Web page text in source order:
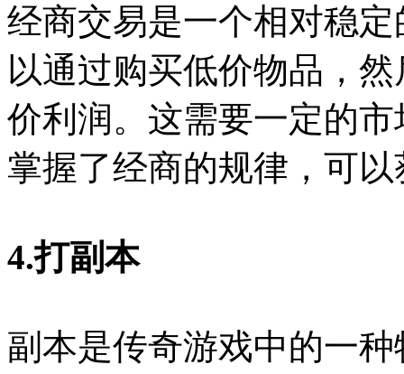
经商交易是一个相对稳
以通过购买低价物品，
价利润。这需要一定的
掌握了经商的规律，可
4.打副本
副本是传奇游戏中的一